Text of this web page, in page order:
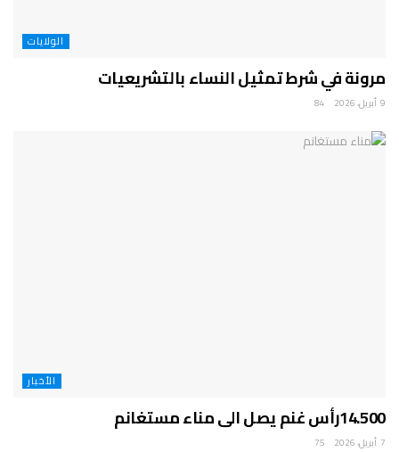
الولايات
مرونة في شرط تمثيل النساء بالتشريعيات
9 أبريل، 2026 84
الأخبار
14.500رأس غنم يصل الى مناء مستغانم
7 أبريل، 2026 75